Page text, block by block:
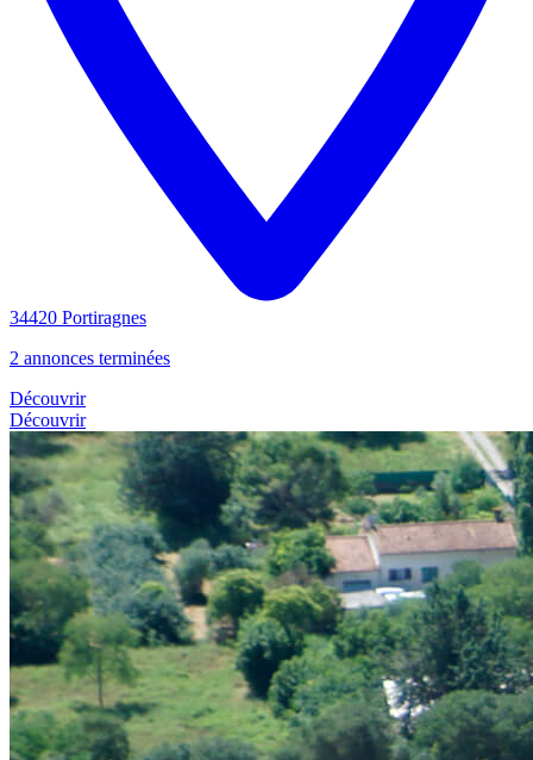
34420 Portiragnes
2 annonces terminées
Découvrir
Découvrir